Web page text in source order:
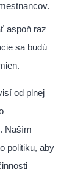
aspoň raz
sa budú
od plnej
Naším
politiku, aby